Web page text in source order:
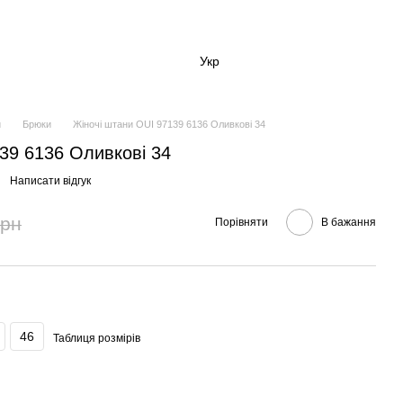
Укр
Брюки Жіночі штани OUI 97139 6136 Оливкові 34
6136 Оливкові 34
Написати відгук
Порівняти В бажання
46 Таблиця розмірів